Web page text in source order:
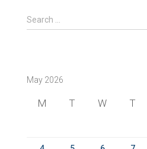
S
e
h
Search …
May 2026
M T W T